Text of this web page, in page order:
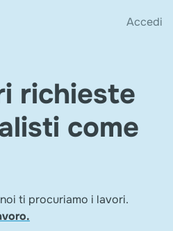
Accedi
richieste
come
ti procuriamo i lavori.